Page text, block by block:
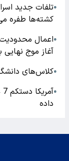
●تلفات جدید
کشته‌ها طفره
●
آغاز موج
●کلاس‌های
●
داده